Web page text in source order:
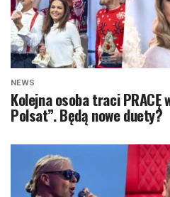
NEWS
Kolejna osoba traci PRACĘ
Polsat”. Będą nowe duety?